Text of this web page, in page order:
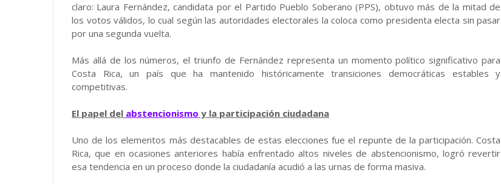
claro: Laura Fernández, candidata por el Partido Pueblo Soberano (PPS), obtuvo más de la mitad de
los votos válidos, lo cual según las autoridades electorales la coloca como presidenta electa sin pasar
por una segunda vuelta.
Más allá de los números, el triunfo de Fernández representa un momento político significativo para
Costa Rica, un país que ha mantenido históricamente transiciones democráticas estables y
competitivas.
El papel del abstencionismo y la participación ciudadana
Uno de los elementos más destacables de estas elecciones fue el repunte de la participación. Costa
Rica, que en ocasiones anteriores había enfrentado altos niveles de abstencionismo, logró revertir
esa tendencia en un proceso donde la ciudadanía acudió a las urnas de forma masiva.